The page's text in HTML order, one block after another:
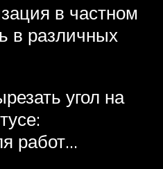
в частном
в различных
угол на
работ…